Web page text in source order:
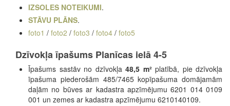
IZSOLES NOTEIKUMI.
STĀVU PLĀNS.
foto1 / foto2 / foto3 / foto4 / foto5
Dzīvokļa īpašums Planīcas ielā 4-5
Īpašums sastāv no dzīvokļa 48,5 m²platībā, pie dzīvokļa
īpašuma piederošām 485/7465 kopīpašuma domājamām
daļām no būves ar kadastra apzīmējumu 6201 014 0109
001 un zemes ar kadastra apzīmējumu 6210140109.